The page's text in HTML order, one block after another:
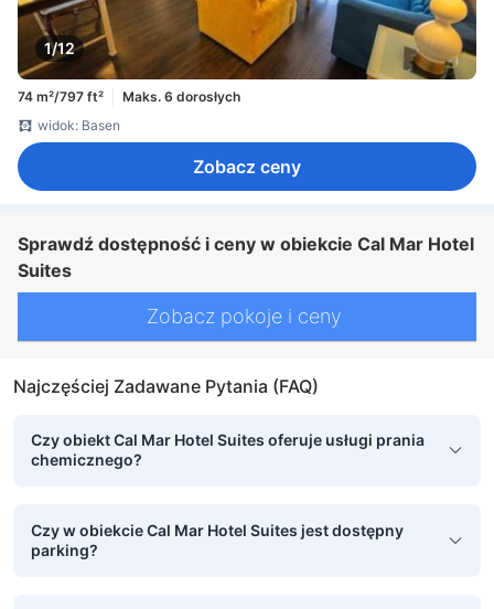
1/12
74 m²/797 ft²
Maks. 6 dorosłych
widok: Basen
Zobacz ceny
Sprawdź dostępność i ceny w obiekcie Cal Mar Hotel
Suites
Zobacz pokoje i ceny
Najczęściej Zadawane Pytania (FAQ)
Czy obiekt Cal Mar Hotel Suites oferuje usługi prania
chemicznego?
Czy w obiekcie Cal Mar Hotel Suites jest dostępny
parking?